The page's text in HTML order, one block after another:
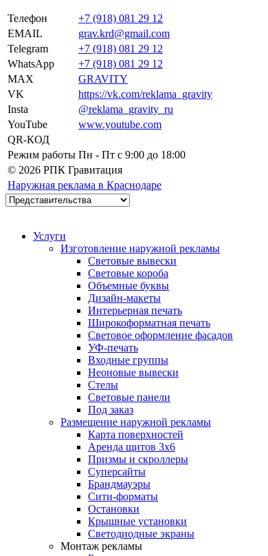
Телефон
+7 (918) 081 29 12
EMAIL
grav.krd@gmail.com
Telegram
+7 (918) 081 29 12
WhatsApp
+7 (918) 081 29 12
MAX
GRAVITY
VK
https://vk.com/reklama_gravity
Insta
@reklama_gravity_ru
YouTube
www.youtube.com
QR-КОД
Режим работы Пн - Пт c 9:00 до 18:00
© 2026 РПК Гравитация
Наружная реклама в Краснодаре
Услуги
Изготовление наружной рекламы
Световые вывески
Световые короба
Объемные буквы
Дизайн-макеты
Интерьерная печать
Широкоформатная печать
Световое оформление фасадов
УФ-печать
Входные группы
Неоновые вывески
Стелы
Световые панели
Под заказ
Размещение наружной рекламы
Карта поверхностей
Аренда щитов 3х6
Призмы и скроллеры
Суперсайты
Брандмауэры
Сити-форматы
Остановки
Крышные установки
Светодиодные экраны
Монтаж рекламы